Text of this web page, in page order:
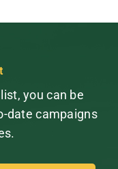
you can be
date campaigns